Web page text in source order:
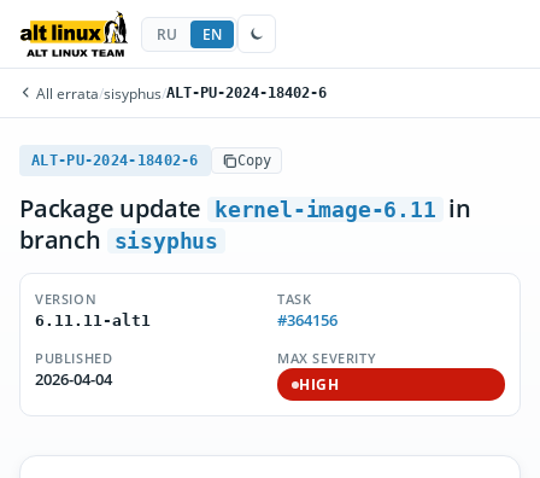
RU EN
All errata/sisyphus/ALT-PU-2024-18402-6
ALT-PU-2024-18402-6 Copy
Package update kernel-image-6.11 in
branch
sisyphus
VERSION
6.11.11-alt1
TASK
#364156
PUBLISHED
2026-04-04
MAX SEVERITY
HIGH